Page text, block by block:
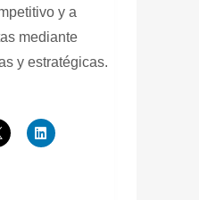
y a
mediante
y estratégicas.